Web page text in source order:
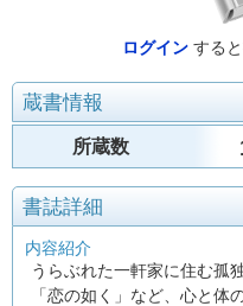
ログイン する
蔵書情報
所蔵数
書誌詳細
内容紹介
うらぶれた一軒家に住む孤
「恋の如く」など、心と体